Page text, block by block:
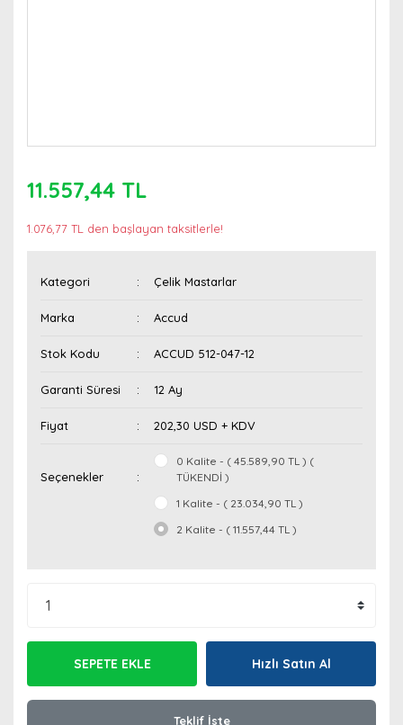
11.557,44 TL
1.076,77 TL den başlayan taksitlerle!
Kategori Çelik Mastarlar
Marka Accud
Stok Kodu ACCUD 512-047-12
Garanti Süresi 12 Ay
Fiyat 202,30 USD + KDV
Seçenekler
0 Kalite - ( 45.589,90 TL ) (
TÜKENDİ )
1 Kalite - ( 23.034,90 TL )
2 Kalite - ( 11.557,44 TL )
SEPETE EKLE Hızlı Satın Al
Teklif İste